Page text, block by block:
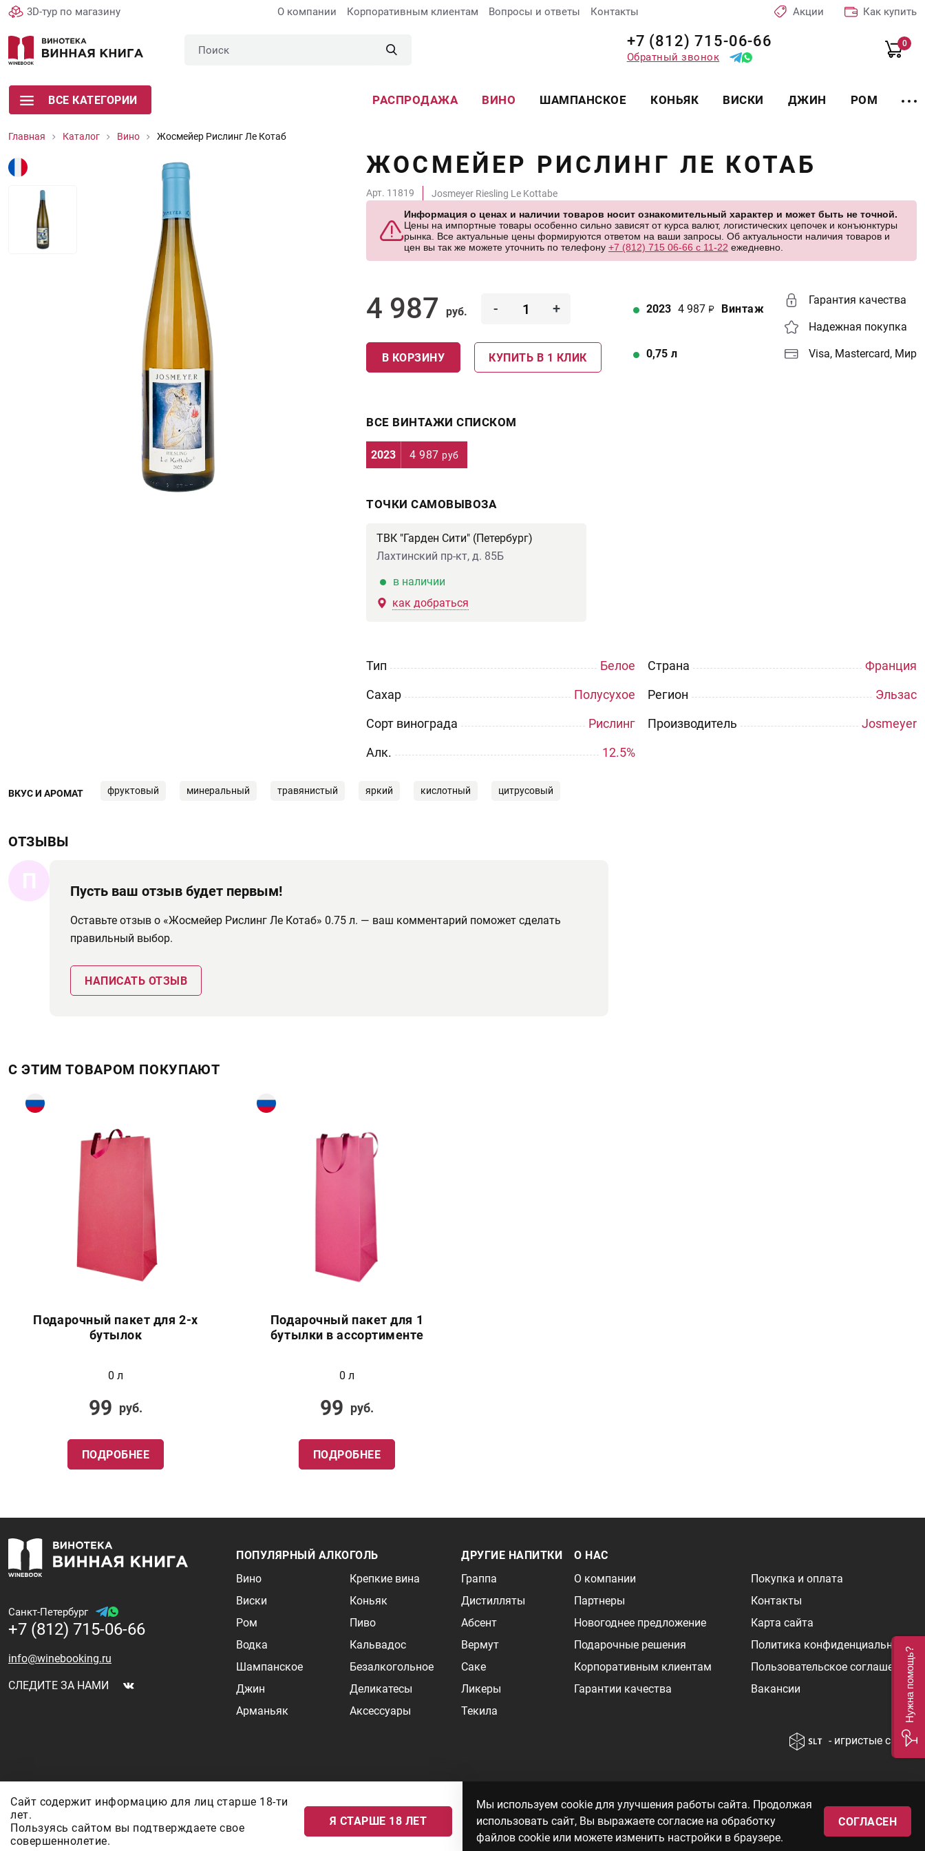
3D-тур по магазину О компании Корпоративным клиентам Вопросы и ответы Контакты Акции Как купить
+7 (812) 715-06-66
Обратный звонок
0
ВСЕ КАТЕГОРИИ РАСПРОДАЖА ВИНО ШАМПАНСКОЕ КОНЬЯК ВИСКИ ДЖИН РОМ
Главная Каталог Вино Жосмейер Рислинг Ле Котаб
ЖОСМЕЙЕР РИСЛИНГ ЛЕ КОТАБ
Арт. 11819
Josmeyer Riesling Le Kottabe
Информация о ценах и наличии товаров носит ознакомительный характер и может быть не точной.
Цены на импортные товары особенно сильно зависят от курса валют, логистических цепочек и конъюнктуры
рынка. Все актуальные цены формируются ответом на ваши запросы. Об актуальности наличия товаров и
цен вы так же можете уточнить по телефону +7 (812) 715 06-66 с 11-22 ежедневно.
4 987 руб. - +
В КОРЗИНУ КУПИТЬ В 1 КЛИК
2023 4 987 Винтаж
0,75 л
Гарантия качества
Надежная покупка
Visa, Mastercard, Мир
ВСЕ ВИНТАЖИ СПИСКОМ
2023 4 987 руб
ТОЧКИ САМОВЫВОЗА
ТВК "Гарден Сити" (Петербург)
Лахтинский пр-кт, д. 85Б
в наличии
как добраться
Тип
Белое
Сахар
Полусухое
Сорт винограда
Рислинг
Aлк.
12.5%
Страна
Франция
Регион
Эльзас
Производитель
Josmeyer
ВКУС И АРОМАТ фруктовый минеральный травянистый яркий кислотный цитрусовый
ОТЗЫВЫ
П Пусть ваш отзыв будет первым!
Оставьте отзыв о «Жосмейер Рислинг Ле Котаб» 0.75 л. — ваш комментарий поможет сделать
правильный выбор.
НАПИСАТЬ ОТЗЫВ
С ЭТИМ ТОВАРОМ ПОКУПАЮТ
Подарочный пакет для 2-х
бутылок
0 л
99 руб.
ПОДРОБНЕЕ
Подарочный пакет для 1
бутылки в ассортименте
0 л
99 руб.
ПОДРОБНЕЕ
Санкт-Петербург
+7 (812) 715-06-66
info@winebooking.ru
СЛЕДИТЕ ЗА НАМИ
ПОПУЛЯРНЫЙ АЛКОГОЛЬ
Вино
Виски
Ром
Водка
Шампанское
Джин
Арманьяк
Крепкие вина
Коньяк
Пиво
Кальвадос
Безалкогольное
Деликатесы
Аксессуары
ДРУГИЕ НАПИТКИ
Граппа
Дистилляты
Абсент
Вермут
Саке
Ликеры
Текила
О НАС
О компании
Партнеры
Новогоднее предложение
Подарочные решения
Корпоративным клиентам
Гарантии качества
Покупка и оплата
Контакты
Карта сайта
Политика конфиденциальности
Пользовательское соглашение
Вакансии
- игристые сайты
Информация о ценах и наличии товаров носит ознакомительный характер и может быть не точной. Цены на импортные товары особенно сильно зависят от курса
валют, логистических цепочек и конъюнктуры рынка. Все актуальные цены формируются ответом на ваши запросы. Об актуальности наличия товаров и цен вы так
же можете уточнить по телефону
ООО "Винум" ИНН 7814473915, Лицензия на торговлю алкоголем: № серия 78АА №0012735, регистрационный номер 78РПА000752 от
12.10.2023 действует по 11.10.2028
© 2010—2026 «WINEBOOK»
Сайт содержит информацию для лиц старше 18-ти
лет.
Пользуясь сайтом вы подтверждаете свое
совершеннолетие.
Я СТАРШЕ 18 ЛЕТ
Мы используем cookie для улучшения работы сайта. Продолжая
использовать сайт, Вы выражаете согласие на обработку
файлов cookie или можете изменить настройки в браузере.
СОГЛАСЕН
Нужна помощь?